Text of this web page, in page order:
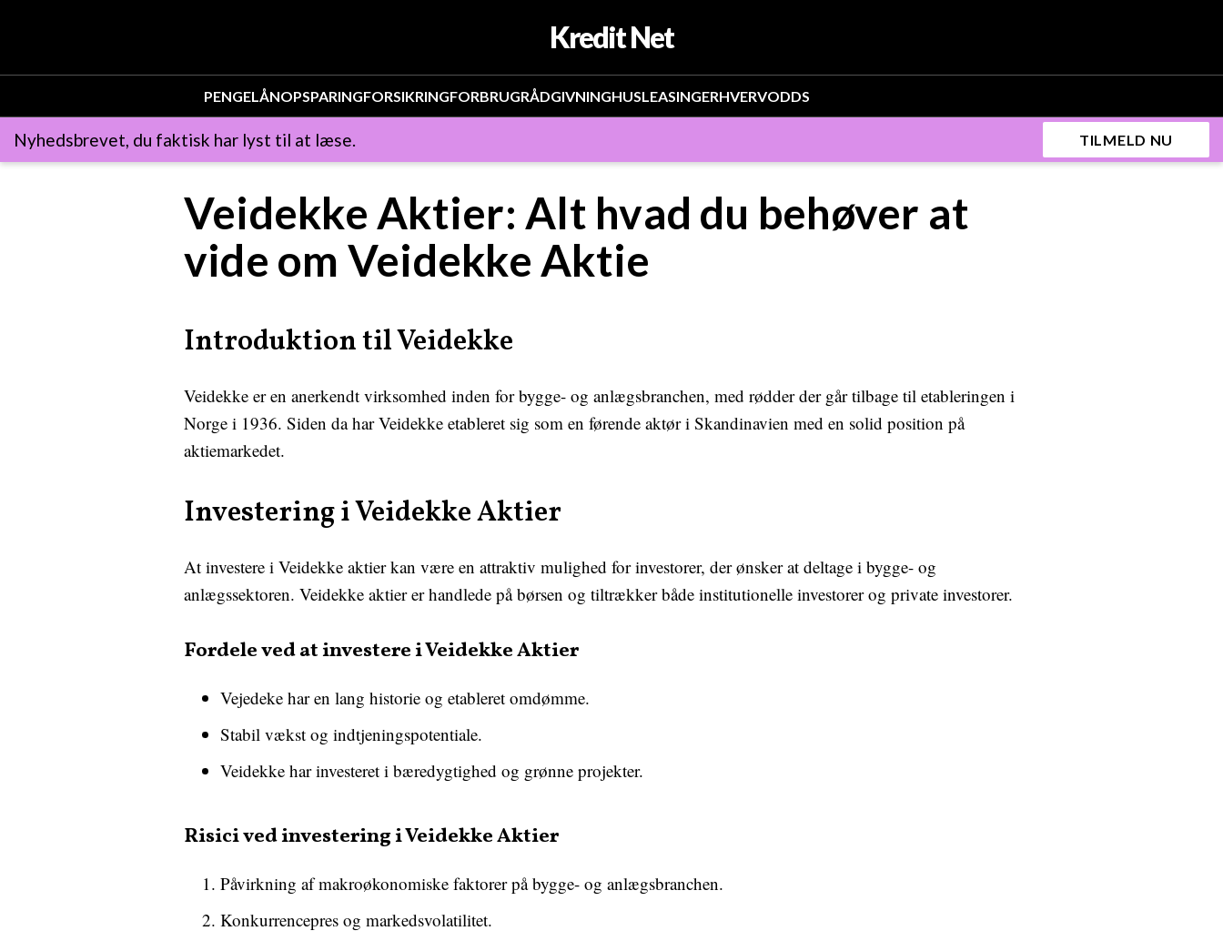
Kredit Net
PENGELÅNOPSPARINGFORSIKRINGFORBRUGRÅDGIVNINGHUSLEASINGERHVERVODDS
Nyhedsbrevet, du faktisk har lyst til at læse. TILMELD NU
Veidekke Aktier: Alt hvad du behøver at
vide om Veidekke Aktie
Introduktion til Veidekke
Veidekke er en anerkendt virksomhed inden for bygge- og anlægsbranchen, med rødder der går tilbage til etableringen i
Norge i 1936. Siden da har Veidekke etableret sig som en førende aktør i Skandinavien med en solid position på
aktiemarkedet.
Investering i Veidekke Aktier
At investere i Veidekke aktier kan være en attraktiv mulighed for investorer, der ønsker at deltage i bygge- og
anlægssektoren. Veidekke aktier er handlede på børsen og tiltrækker både institutionelle investorer og private investorer.
Fordele ved at investere i Veidekke Aktier
Vejedeke har en lang historie og etableret omdømme.
Stabil vækst og indtjeningspotentiale.
Veidekke har investeret i bæredygtighed og grønne projekter.
Risici ved investering i Veidekke Aktier
Påvirkning af makroøkonomiske faktorer på bygge- og anlægsbranchen.
Konkurrencepres og markedsvolatilitet.